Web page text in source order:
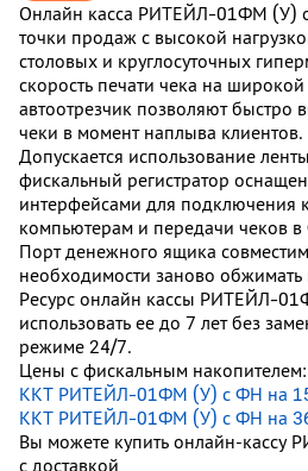
Онлайн касса РИТЕЙЛ-01ФМ (У)
точки продаж с высокой
столовых и круглосуточных
скорость печати чека на
автоотрезчик позволяют быстро
чеки в момент наплыва клиентов.
Допускается использование
фискальный регистратор
интерфейсами для подключения
компьютерам и передачи чеков
Порт денежного ящика
необходимости заново обжимать
Ресурс онлайн кассы РИТЕЙЛ-
использовать ее до 7 лет без
режиме 24/7.
Цены с фискальным накопителем:
ККТ РИТЕЙЛ-01ФМ (У) с ФН на
ККТ РИТЕЙЛ-01ФМ (У) с ФН на
Вы можете купить
с доставкой